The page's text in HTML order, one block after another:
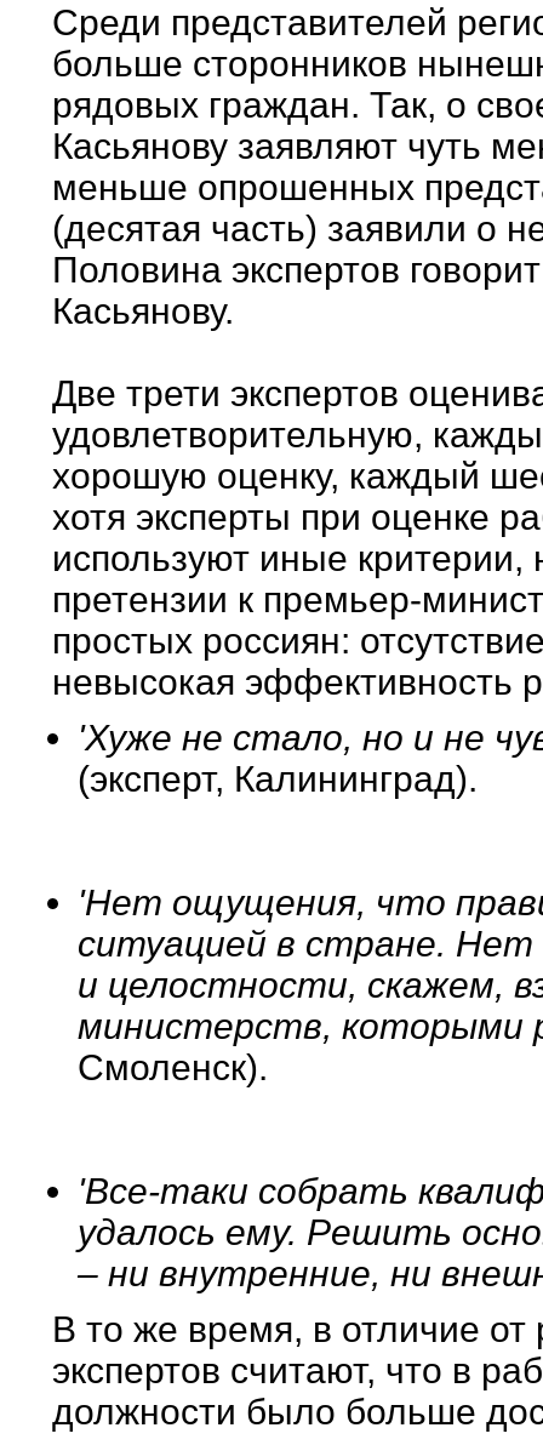
Среди представителей
больше сторонников
рядовых граждан. Так, о
Касьянову заявляют чуть
меньше опрошенных
(десятая часть) заявили о
Половина экспертов
Касьянову.
Две трети экспертов
удовлетворительную,
хорошую оценку, каждый
хотя эксперты при оценке
используют иные
претензии к премьер-
простых россиян:
невысокая эффективность
'Хуже не стало, но и не
(эксперт, Калининград).
'Нет ощущения, что
ситуацией в стране.
и целостности, скажем,
министерств, которыми
Смоленск).
'Все-таки собрать
удалось ему. Решить
– ни внутренние, ни
В то же время, в отличие
экспертов считают, что в
должности было больше